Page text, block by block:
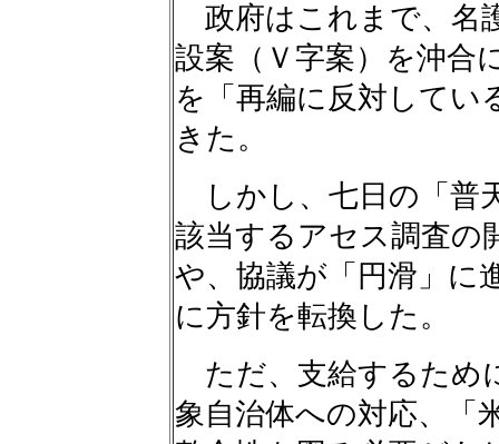
政府はこれまで、名
設案（Ｖ字案）を沖合
を「再編に反対してい
きた。
しかし、七日の「普
該当するアセス調査の
や、協議が「円滑」に
に方針を転換した。
ただ、支給するため
象自治体への対応、「